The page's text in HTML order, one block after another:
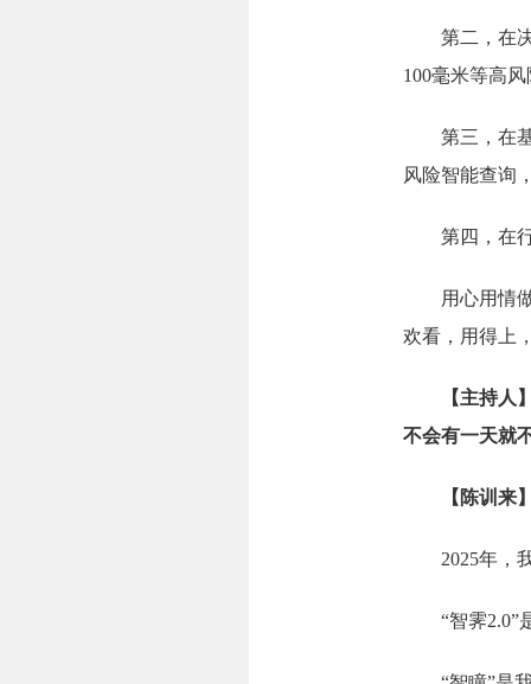
第二，在决
100毫米等高
第三，在基
风险智能查询
第四，在行
用心用情做
欢看，用得上
【主持人
不会有一天就
【 陈训来
2025年，我
“智霁2.0”是